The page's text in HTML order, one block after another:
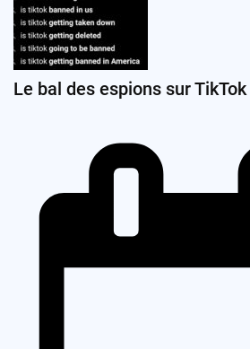
Le bal des espions sur TikTok